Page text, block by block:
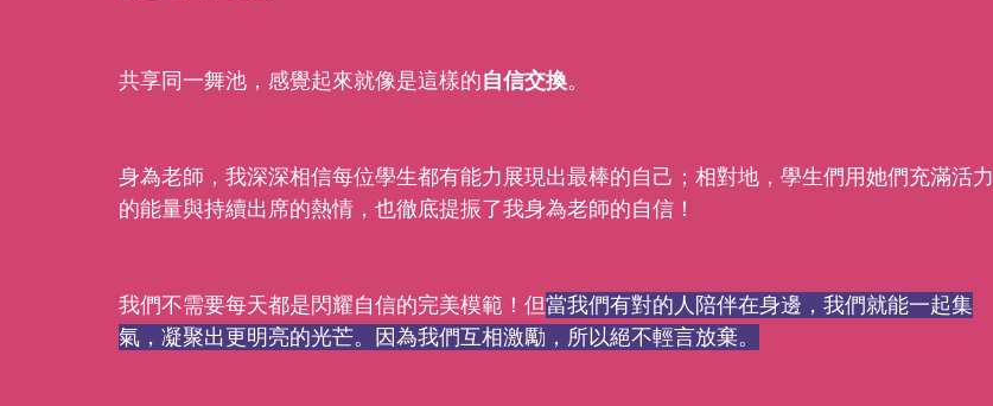
共享同一舞池，感覺起來就像是這樣的自信交換。
身為老師，我深深相信每位學生都有能力展現出最棒的自己；相對地，學生們用她們充滿活力
的能量與持續出席的熱情，也徹底提振了我身為老師的自信！
我們不需要每天都是閃耀自信的完美模範！但當我們有對的人陪伴在身邊，我們就能一起集
氣，凝聚出更明亮的光芒。因為我們互相激勵，所以絕不輕言放棄。